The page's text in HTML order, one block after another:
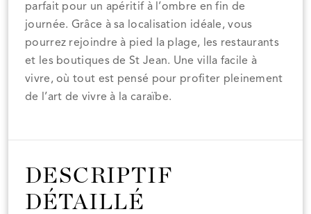
parfait pour un apéritif à l’ombre en fin de
journée. Grâce à sa localisation idéale, vous
pourrez rejoindre à pied la plage, les restaurants
et les boutiques de St Jean. Une villa facile à
vivre, où tout est pensé pour profiter pleinement
de l’art de vivre à la caraïbe.
DESCRIPTIF
DÉTAILLÉ